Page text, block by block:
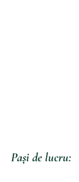
Pași de lucru: